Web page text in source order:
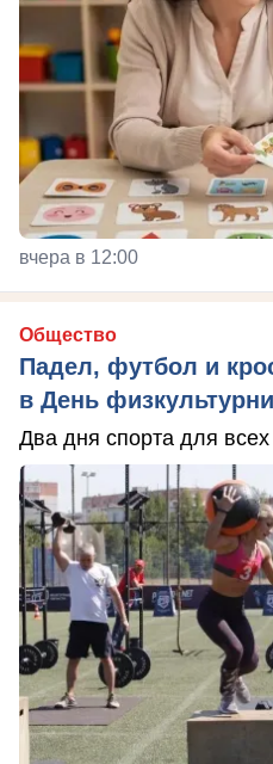
вчера в 12:00
Общество
Падел, футбол и
в День
Два дня спорта для